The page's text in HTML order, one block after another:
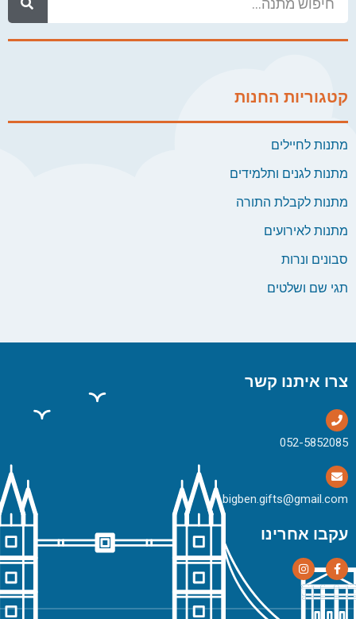
קטגוריות החנות
מתנות לחיילים
מתנות לגנים ותלמידים
מתנות לקבלת התורה
מתנות לאירועים
סבונים ונרות
תגי שם ושלטים
צרו איתנו קשר
bigben.gifts@gmail.com
עקבו אחרינו